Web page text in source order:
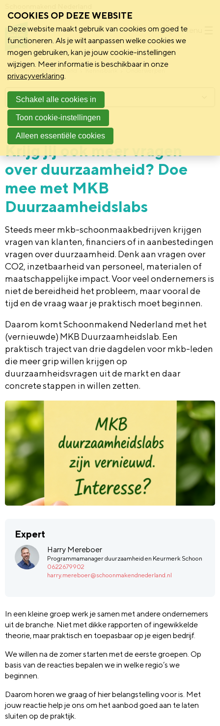
Menu
Schoonmakend Nederland
Vereniging 27 mei 2026
Krijg jij ook meer vragen
over duurzaamheid? Doe
mee met MKB
Duurzaamheidslabs
Steeds meer mkb-schoonmaakbedrijven krijgen
vragen van klanten, financiers of in aanbestedingen
vragen over duurzaamheid. Denk aan vragen over
CO2, inzetbaarheid van personeel, materialen of
maatschappelijke impact. Voor veel ondernemers is
niet de bereidheid het probleem, maar vooral de
tijd en de vraag waar je praktisch moet beginnen.
Daarom komt Schoonmakend Nederland met het
(vernieuwde) MKB Duurzaamheidslab. Een
praktisch traject van drie dagdelen voor mkb-leden
die meer grip willen krijgen op
duurzaamheidsvragen uit de markt en daar
concrete stappen in willen zetten.
Expert
Harry Mereboer
Programmamanager duurzaamheid en Keurmerk Schoon
0622679902
harry.mereboer@schoonmakendnederland.nl
In een kleine groep werk je samen met andere ondernemers
uit de branche. Niet met dikke rapporten of ingewikkelde
theorie, maar praktisch en toepasbaar op je eigen bedrijf.
We willen na de zomer starten met de eerste groepen. Op
basis van de reacties bepalen we in welke regio’s we
beginnen.
Daarom horen we graag of hier belangstelling voor is. Met
jouw reactie help je ons om het aanbod goed aan te laten
sluiten op de praktijk.
Menu
COOKIES OP DEZE WEBSITE
Deze website maakt gebruik van cookies om goed te
functioneren. Als je wilt aanpassen welke cookies we
mogen gebruiken, kan je jouw cookie-instellingen
wijzigen. Meer informatie is beschikbaar in onze
privacyverklaring.
Schakel alle cookies in
Toon cookie-instellingen
Alleen essentiële cookies